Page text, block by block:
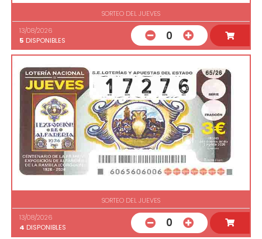
SORTEO DEL JUEVES
13/08/2026
5 DISPONIBLES 0
SORTEO DEL JUEVES
13/08/2026
4 DISPONIBLES 0